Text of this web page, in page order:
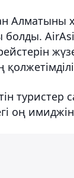
Алматыны
оң